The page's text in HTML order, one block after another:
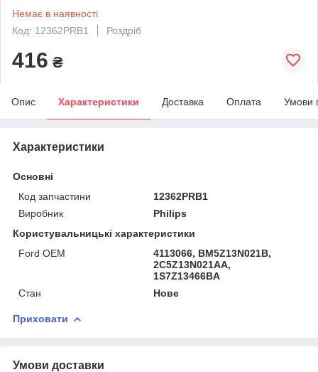
Немає в наявності
Код: 12362PRB1
Роздріб
416 ₴
Опис Характеристики Доставка Оплата Умови
Характеристики
Основні
Код запчастини
12362PRB1
Виробник
Philips
Користувальницькі характеристики
Ford OEM
4113066, BM5Z13N021B,
2C5Z13N021AA,
1S7Z13466BA
Стан
Нове
Приховати
Умови доставки